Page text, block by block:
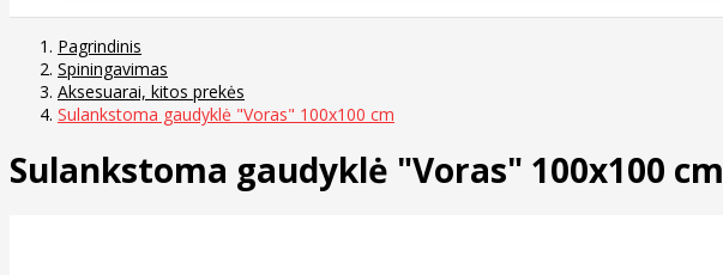
Pagrindinis
Spiningavimas
Aksesuarai, kitos prekės
Sulankstoma gaudyklė "Voras" 100x100 cm
Sulankstoma gaudyklė "Voras" 100x100 cm